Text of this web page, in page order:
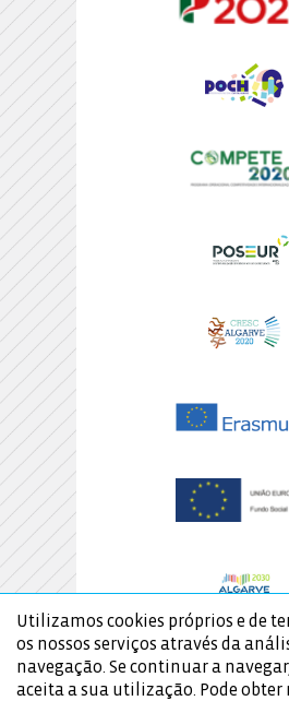
Utilizamos cookies próprios e de
os nossos serviços através da
navegação. Se continuar a
aceita a sua utilização. Pode